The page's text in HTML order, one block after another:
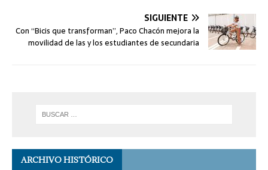
SIGUIENTE
Con “Bicis que transforman”, Paco Chacón mejora la
movilidad de las y los estudiantes de secundaria
ARCHIVO HISTÓRICO